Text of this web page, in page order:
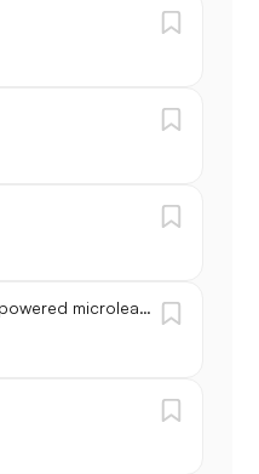
eggheads – AI-powered microlearning